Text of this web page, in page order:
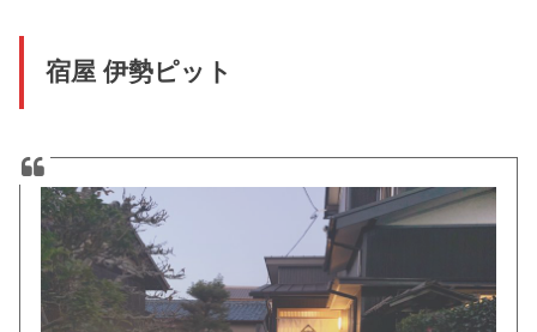
宿屋 伊勢ピット